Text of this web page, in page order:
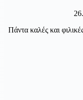
Πάντα καλές και